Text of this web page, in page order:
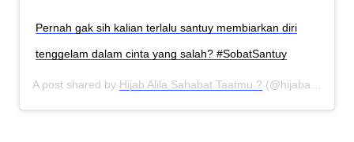
Pernah gak sih kalian terlalu santuy membiarkan diri
tenggelam dalam cinta yang salah? #SobatSantuy
A post shared by Hijab Alila Sahabat Taatmu ? (@hijabalila) on